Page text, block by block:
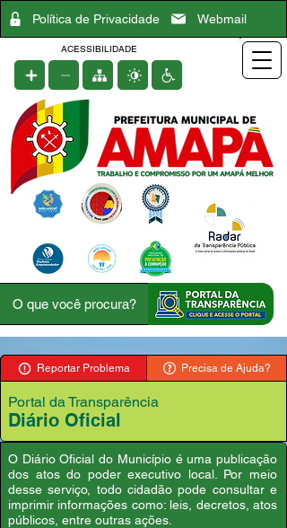
Política de Privacidade Webmail
ACESSIBILIDADE
Reportar Problema Precisa de Ajuda?
Portal da Transparência
Diário Oficial
O Diário Oficial do Município é uma publicação
dos atos do poder executivo local. Por meio
desse serviço, todo cidadão pode consultar e
imprimir informações como: leis, decretos, atos
públicos, entre outras ações.